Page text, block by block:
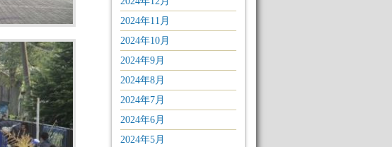
2024年11月
2024年10月
2024年9月
2024年8月
2024年7月
2024年6月
2024年5月